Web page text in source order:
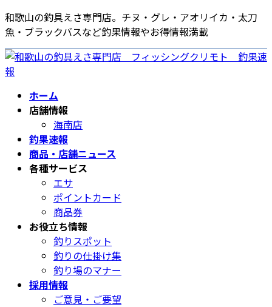
コ
ン
テ
ン
ツ
ナ
ビ
ゲ
ー
シ
和歌山の釣具えさ専門店。チヌ・グレ・アオリイカ・太刀
魚・ブラックバスなど釣果情報やお得情報満載
ホーム
店舗情報
海南店
釣果速報
商品・店舗ニュース
各種サービス
エサ
ポイントカード
商品券
お役立ち情報
釣りスポット
釣りの仕掛け集
釣り場のマナー
採用情報
ご意見・ご要望